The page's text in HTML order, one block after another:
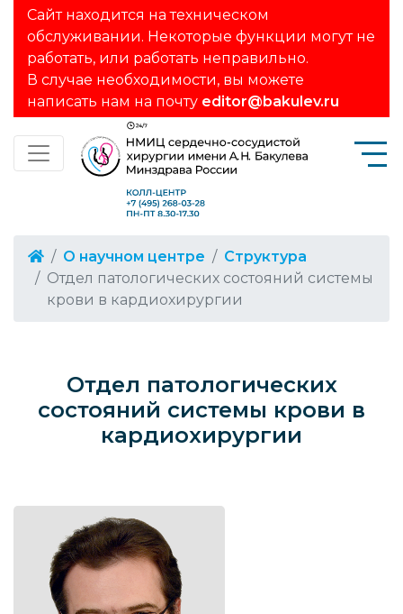
Сайт находится на техническом
обслуживании. Некоторые функции могут не
работать, или работать неправильно.
В случае необходимости, вы можете
написать нам на почту editor@bakulev.ru
О научном центре
Структура
Отдел патологических состояний системы
крови в кардиохирургии
Отдел патологических
состояний системы крови в
кардиохирургии